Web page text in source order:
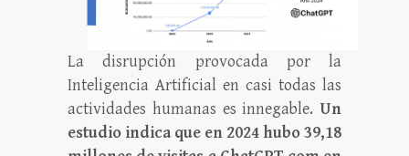
La disrupción provocada por la
Inteligencia Artificial en casi todas las
actividades humanas es innegable. Un
estudio indica que en 2024 hubo 39,18